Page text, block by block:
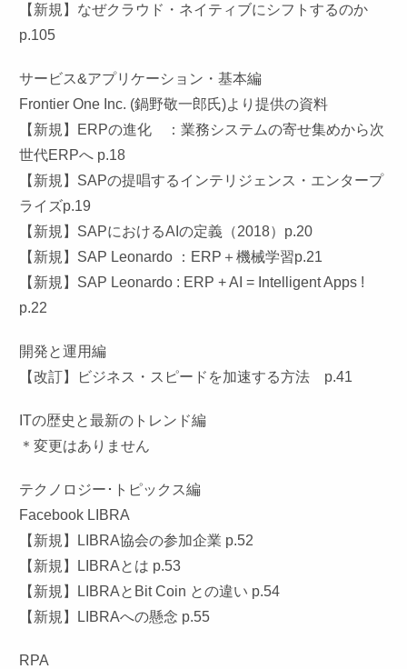
【新規】なぜクラウド・ネイティブにシフトするのか
p.105
サービス&アプリケーション・基本編
Frontier One Inc. (鍋野敬一郎氏)より提供の資料
【新規】ERPの進化 ：業務システムの寄せ集めから次
世代ERPへ p.18
【新規】SAPの提唱するインテリジェンス・エンタープ
ライズp.19
【新規】SAPにおけるAIの定義（2018）p.20
【新規】SAP Leonardo ：ERP＋機械学習p.21
【新規】SAP Leonardo : ERP + AI = Intelligent Apps !
p.22
開発と運用編
【改訂】ビジネス・スピードを加速する方法 p.41
ITの歴史と最新のトレンド編
＊変更はありません
テクノロジー･トピックス編
Facebook LIBRA
【新規】LIBRA協会の参加企業 p.52
【新規】LIBRAとは p.53
【新規】LIBRAとBit Coin との違い p.54
【新規】LIBRAへの懸念 p.55
RPA